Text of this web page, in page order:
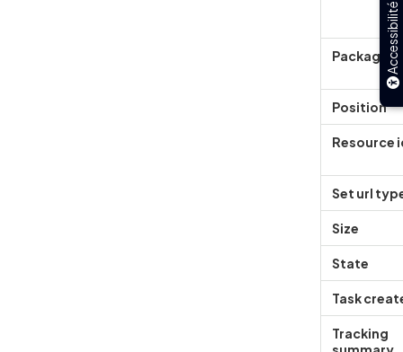
Accessibilité
Package id
Position
Resource
Set url
Size
State
Task
Tracking